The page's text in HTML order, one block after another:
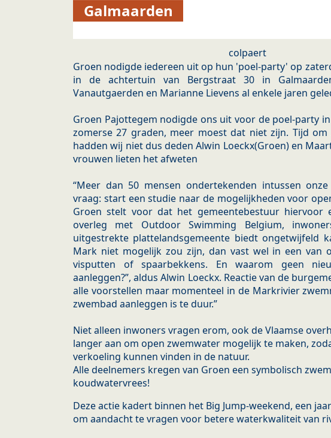
Galmaarden
colpaert
Groen nodigde iedereen uit op hun 'poel-party' op
in de achtertuin van Bergstraat 30 in
Vanautgaerden en Marianne Lievens al enkele jaren
Groen Pajottegem nodigde ons uit voor de poel-party
zomerse 27 graden, meer moest dat niet zijn. Tijd
hadden wij niet dus deden Alwin Loeckx(Groen) en
vrouwen lieten het afweten
“Meer dan 50 mensen ondertekenden intussen
vraag: start een studie naar de mogelijkheden voor
Groen stelt voor dat het gemeentebestuur hiervoor
overleg met Outdoor Swimming Belgium,
uitgestrekte plattelandsgemeente biedt ongetwijfeld
Mark niet mogelijk zou zijn, dan vast wel in een van
visputten of spaarbekkens. En waarom geen
aanleggen?”, aldus Alwin Loeckx. Reactie van de
alle voorstellen maar momenteel in de Markrivier
zwembad aanleggen is te duur.”
Niet alleen inwoners vragen erom, ook de Vlaamse
langer aan om open zwemwater mogelijk te maken,
verkoeling kunnen vinden in de natuur.
Alle deelnemers kregen van Groen een symbolisch
koudwatervrees!
Deze actie kadert binnen het Big Jump-weekend, een
om aandacht te vragen voor betere waterkwaliteit van